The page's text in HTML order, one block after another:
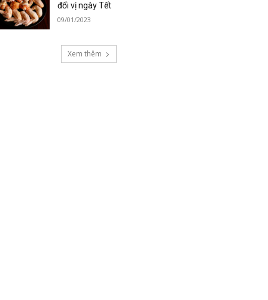
đổi vị ngày Tết
09/01/2023
Xem thêm